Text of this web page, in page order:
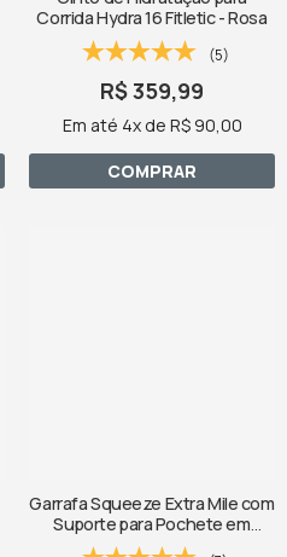
Corrida Hydra 16 Fitletic - Rosa
(5)
R$ 359,99
Em até 4x de R$ 90,00
COMPRAR
Garrafa Squeeze Extra Mile com
Suporte para Pochete em
Neoprene Fitletic